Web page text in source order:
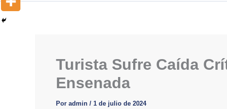
Turista Sufre Caída
Ensenada
Por admin / 1 de julio de 2024